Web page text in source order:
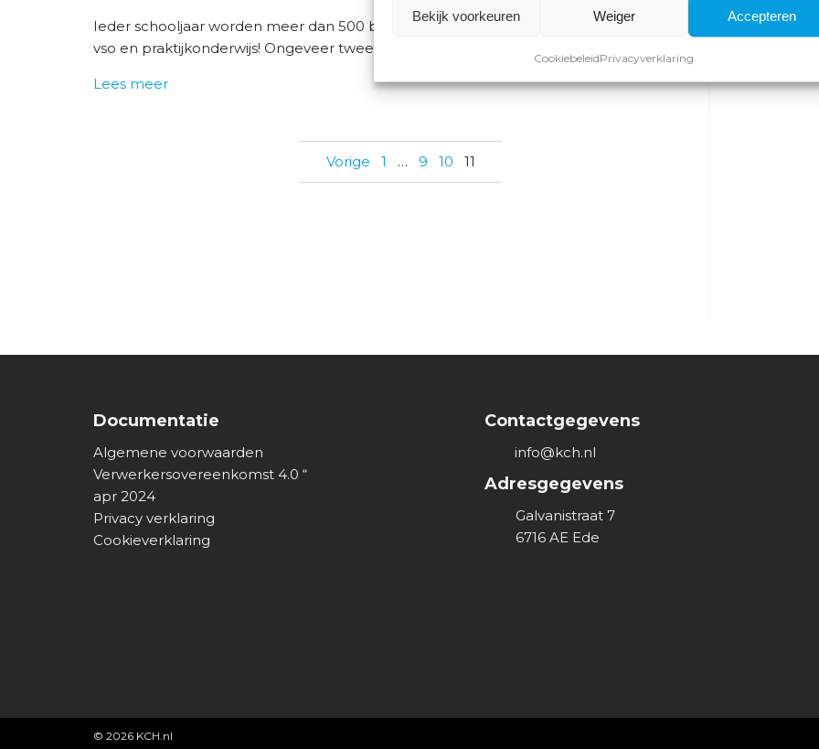
Accepteren
Weiger
Bekijk voorkeuren
CookiebeleidPrivacyverklaring
Ieder schooljaar worden meer dan 500 branchecertificaten behaald door leerlingen van
vso en praktijkonderwijs! Ongeveer twee derde van de deelnemers […]
Lees meer
Vorige 1 … 9 10 11
Documentatie
Algemene voorwaarden
Verwerkersovereenkomst 4.0 “
apr 2024
Privacy verklaring
Cookieverklaring
Contactgegevens
info@kch.nl
Adresgegevens
Galvanistraat 7
6716 AE Ede
© 2026 KCH.nl